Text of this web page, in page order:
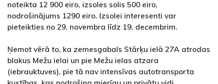
noteikta 12 900 eiro, izsoles solis 500 eiro,
nodrošinājums 1290 eiro. Izsolei interesenti var
pieteikties no 29. novembra līdz 19. decembrim.
Ņemot vērā to, ka zemesgabals Stārķu ielā 27A atrodas
blakus Mežu ielai un pie Mežu ielas atzara
(iebrauktuves), pie tā nav intensīvas autotransporta